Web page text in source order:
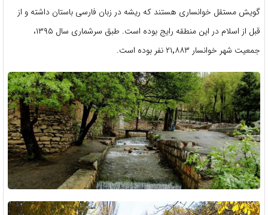
گویش مستقل خوانساری هستند که ریشه در زبان فارسی باستان داشته و از
قبل از اسلام در این منطقه رایج بوده ‌است. طبق سرشماری سال ۱۳۹۵،
جمعیت شهر خوانسار ۲۱٬۸۸۳ نفر بوده ‌است.